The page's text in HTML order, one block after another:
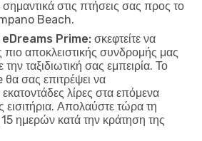
σημαντικά στις πτήσεις σας προς το
Beach.
eDreams Prime: σκεφτείτε να
πιο αποκλειστικής συνδρομής μας
την ταξιδιωτική σας εμπειρία. Το
σας επιτρέψει να
λίρες στα επόμενα
εισιτήρια. Απολαύστε τώρα τη
ημερών κατά την κράτηση της